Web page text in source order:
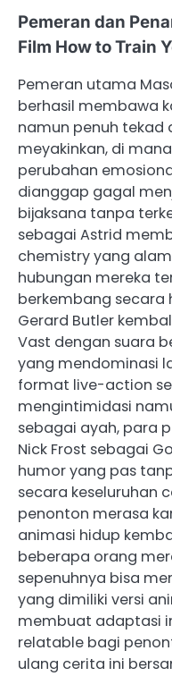
Pemeran dan
Film How to Train
Pemeran utama
berhasil membawa
namun penuh tekad
meyakinkan, di
perubahan
dianggap gagal
bijaksana tanpa
sebagai Astrid
chemistry yang
hubungan mereka
berkembang secara
Gerard Butler
Vast dengan suara
yang mendominasi
format live-action
mengintimidasi
sebagai ayah, para
Nick Frost sebagai
humor yang pas
secara keseluruhan
penonton merasa
animasi hidup
beberapa orang
sepenuhnya bisa
yang dimiliki versi
membuat adaptasi
relatable bagi
ulang cerita ini